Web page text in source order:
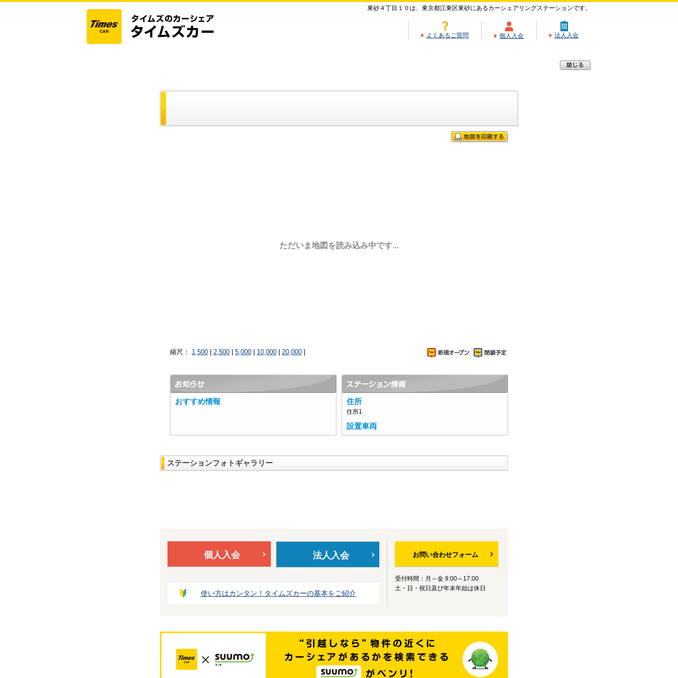
東砂４丁目１０は、東京都江東区東砂にあるカーシェアリングステーションです。
よくあるご質問 個人入会 法人入会
ただいま地図を読み込み中です...
縮尺： 1,500 2,500 5,000 10,000 20,000
おすすめ情報 住所
住所1
設置車両
ステーションフォトギャラリー
個人入会 法人入会
使い方はカンタン！タイムズカーの基本をご紹介
お問い合わせフォーム
受付時間：月～金 9:00～17:00
土・日・祝日及び年末年始は休日